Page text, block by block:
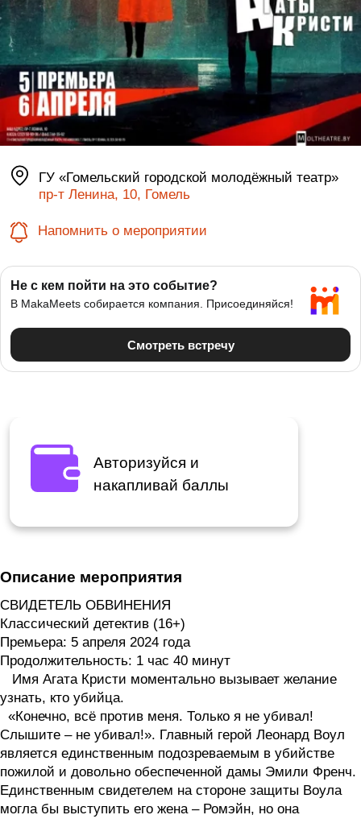
ГУ «Гомельский городской молодёжный театр»
пр-т Ленина, 10, Гомель
Напомнить о мероприятии
Авторизуйся и
накапливай баллы
Описание мероприятия
СВИДЕТЕЛЬ ОБВИНЕНИЯ
Классический детектив (16+)
Премьера: 5 апреля 2024 года
Продолжительность: 1 час 40 минут
Имя Агата Кристи моментально вызывает желание
узнать, кто убийца.
«Конечно, всё против меня. Только я не убивал!
Слышите – не убивал!». Главный герой Леонард Воул
является единственным подозреваемым в убийстве
пожилой и довольно обеспеченной дамы Эмили Френч.
Единственным свидетелем на стороне защиты Воула
могла бы выступить его жена – Ромэйн, но она